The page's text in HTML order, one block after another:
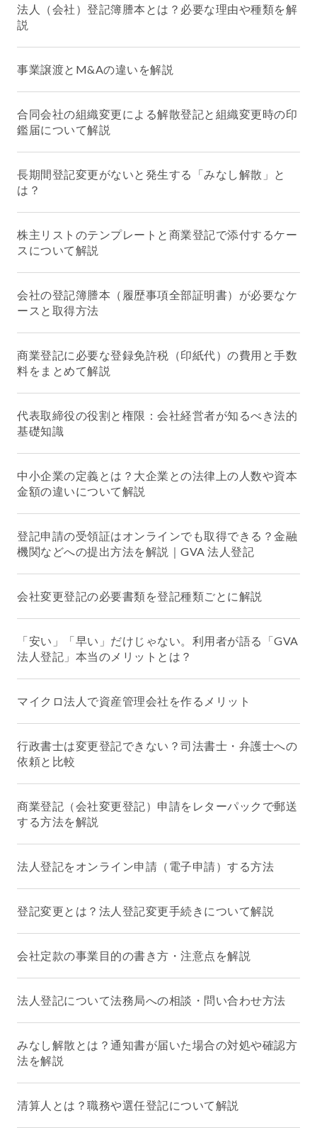
法人（会社）登記簿謄本とは？必要な理由や種類を解
説
事業譲渡とM&Aの違いを解説
合同会社の組織変更による解散登記と組織変更時の印
鑑届について解説
長期間登記変更がないと発生する「みなし解散」と
は？
株主リストのテンプレートと商業登記で添付するケー
スについて解説
会社の登記簿謄本（履歴事項全部証明書）が必要なケ
ースと取得方法
商業登記に必要な登録免許税（印紙代）の費用と手数
料をまとめて解説
代表取締役の役割と権限：会社経営者が知るべき法的
基礎知識
中小企業の定義とは？大企業との法律上の人数や資本
金額の違いについて解説
登記申請の受領証はオンラインでも取得できる？金融
機関などへの提出方法を解説｜GVA 法人登記
会社変更登記の必要書類を登記種類ごとに解説
「安い」「早い」だけじゃない。利用者が語る「GVA
法人登記」本当のメリットとは？
マイクロ法人で資産管理会社を作るメリット
行政書士は変更登記できない？司法書士・弁護士への
依頼と比較
商業登記（会社変更登記）申請をレターパックで郵送
する方法を解説
法人登記をオンライン申請（電子申請）する方法
登記変更とは？法人登記変更手続きについて解説
会社定款の事業目的の書き方・注意点を解説
法人登記について法務局への相談・問い合わせ方法
みなし解散とは？通知書が届いた場合の対処や確認方
法を解説
清算人とは？職務や選任登記について解説